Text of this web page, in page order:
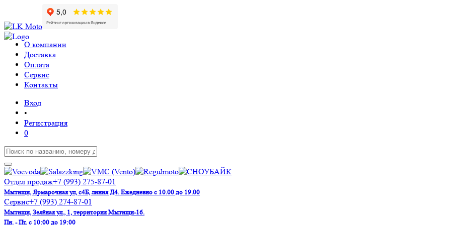
О компании
Доставка
Оплата
Сервис
Контакты
Вход
•
Регистрация
0
Отдел продаж+7 (993) 275-87-01
Мытищи, Ярмарочная ул, с4Б, линия Д4. Ежедневно с 10.00 до 19.00
Сервис+7 (993) 274-87-01
Мытищи, Зелёная ул., 1, территория Мытищи-16.
Пн. - Пт. с 10:00 до 19:00